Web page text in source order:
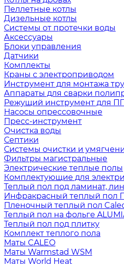
Пеллетные котлы
Дизельные котлы
Системы от протечки воды
Аксессуары
Блоки управления
Датчики
Комплекты
Краны с электроприводом
Инструмент для монтажа
Аппараты для сварки
Режущий инструмент для
Насосы опрессовочные
Пресс-инструмент
Очистка воды
Септики
Системы очистки и
Фильтры магистральные
Электрические теплые полы
Комплектующие для
Теплый пол под ламинат,
Инфракрасный теплый пол
Пленочный теплый пол
Теплый пол на фольге
Теплый пол под плитку
Комплект теплого пола
Маты CALEO
Маты Warmstad WSM
Маты World Heat